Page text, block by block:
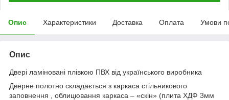
Опис Характеристики Доставка Оплата Умови
Опис
Двері ламіновані плівкою ПВХ від українського виробника
Дверне полотно складається з каркаса стільникового
заповнення , облицювання каркаса – «скін» (плита ХДФ 3мм